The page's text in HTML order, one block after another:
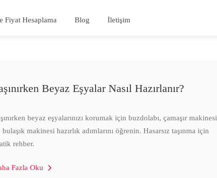
Fiyat Hesaplama Blog İletişim
Beyaz Eşyalar Nasıl Hazırlanır?
beyaz eşyalarınızı korumak için buzdolabı, çamaşır makinesi
bulaşık makinesi hazırlık adımlarını öğrenin. Hasarsız taşınma için
rehber.
Fazla Oku